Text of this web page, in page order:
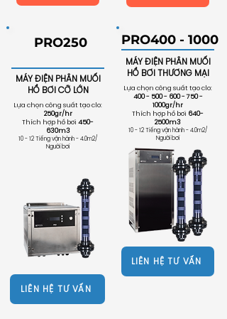
​PRO250
MÁY ĐIỆN PHÂN MUỐI
HỒ BƠI CỠ LỚN
Lựa chọn công suất tạo clo:
250gr/hr
Thích hợp hồ bơi 450-
630m3
10 - 12 Tiếng vận hành - 4.0m2/
Người bơi
LIÊN HỆ TƯ VẤN
​PRO400 - 1000
MÁY ĐIỆN PHÂN MUỐI
HỒ BƠI THƯƠNG MẠI
Lựa chọn công suất tạo clo:
400 - 500 - 600 - 750-
1000gr/hr
Thích hợp hồ bơi 640-
2500m3
10 - 12 Tiếng vận hành - 4.0m2/
Người bơi
LIÊN HỆ TƯ VẤN